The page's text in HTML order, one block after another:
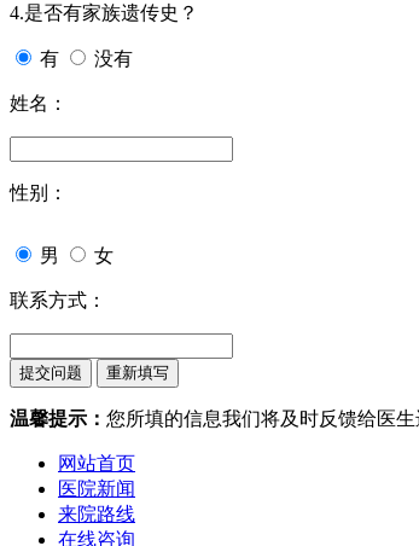
4.是否有家族遗传史？
有 没有
姓名：
性别：
男 女
联系方式：
温馨提示： 您所填的信息我们将及时反馈给医
网站首页
医院新闻
来院路线
在线咨询